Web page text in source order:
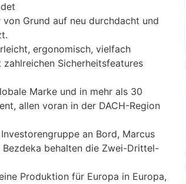
Grund auf neu durchdacht und
ergonomisch, vielfach
Sicherheitsfeatures
Marke und in mehr als 30
allen voran in der DACH-Region
an Bord, Marcus
behalten die Zwei-Drittel-
Produktion für Europa in Europa,